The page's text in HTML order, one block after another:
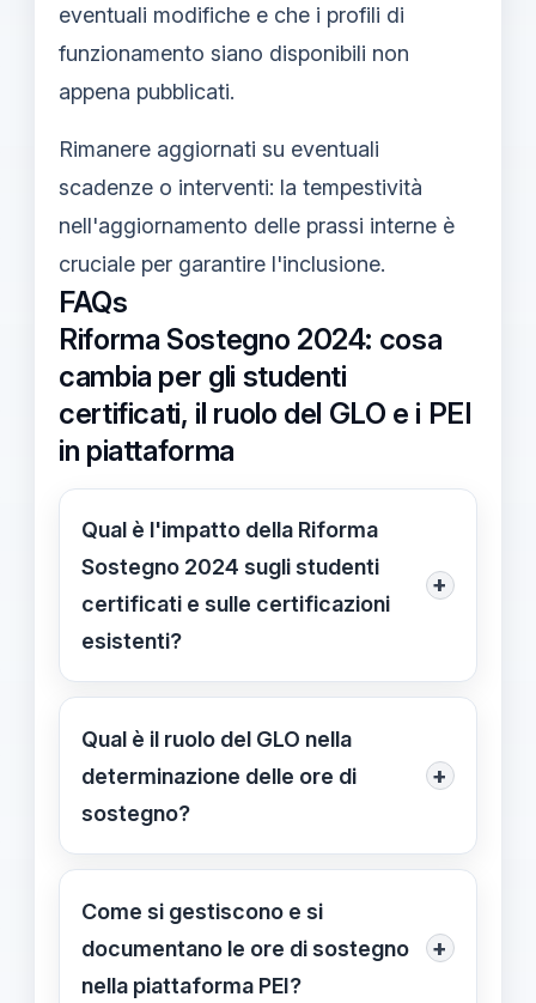
eventuali modifiche e che i profili di
funzionamento siano disponibili non
appena pubblicati.
Rimanere aggiornati su eventuali
scadenze o interventi: la tempestività
nell'aggiornamento delle prassi interne è
cruciale per garantire l'inclusione.
FAQs
Riforma Sostegno 2024: cosa
cambia per gli studenti
certificati, il ruolo del GLO e i PEI
in piattaforma
Qual è l'impatto della Riforma
Sostegno 2024 sugli studenti
certificati e sulle certificazioni
esistenti?
+
Secondo il Punto di Walter Miceli, la
riforma non è retroattiva: le
certificazioni già emesse restano
valide e i diritti acquisiti. Le nuove
sull'organizzazione del PEI,
privilegiando una valutazione
contestualizzata del contesto di
Qual è il ruolo del GLO nella
determinazione delle ore di
sostegno?
+
Il GLO è l'unico organo titolare delle
ore di sostegno, basate sul progetto
educativo. Garantisce flessibilità
pedagogica e coordinamento tra
Come si gestiscono e si
documentano le ore di sostegno
nella piattaforma PEI?
+